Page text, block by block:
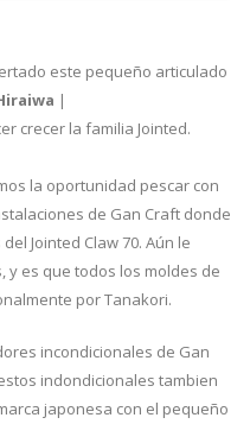
este pequeño articulado
|
crecer la familia Jointed.
la oportunidad pescar con
de Gan Craft donde
Jointed Claw 70. Aún le
es que todos los moldes de
por Tanakori.
incondicionales de Gan
indondicionales tambien
japonesa con el pequeño